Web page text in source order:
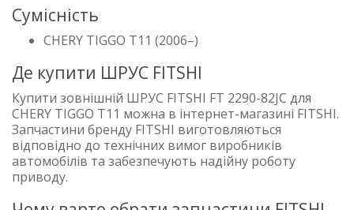
Сумісність
CHERY TIGGO T11 (2006–)
Де купити ШРУС FITSHI
Купити зовнішній ШРУС FITSHI FT 2290-82JC для
CHERY TIGGO T11 можна в інтернет-магазині FITSHI.
Запчастини бренду FITSHI виготовляються
відповідно до технічних вимог виробників
автомобілів та забезпечують надійну роботу
приводу.